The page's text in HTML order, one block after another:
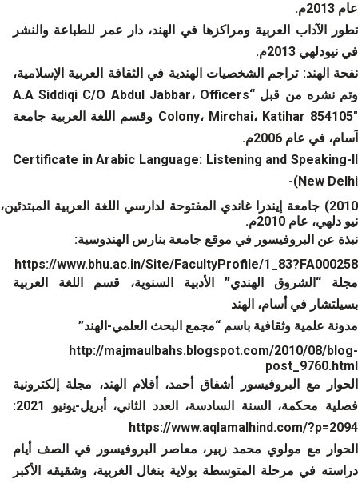
عام 2013م.
تطور الآداب العربية ومراكزها في الهند، دار عمر للطباعة والنشر
في نيودلهي 2013م.
نفحة الهند: تراجم الشخصيات الهندية في الثقافة العربية الإسلامية،
وتم نشره من قبل “A.A Siddiqi C/O Abdul Jabbar، Officers
Colony، Mirchai، Katihar 854105″ وقسم اللغة العربية جامعة
آسام، في عام 2006م.
Certificate in Arabic Language: Listening and Speaking-II
(New Delhi-
2010) جامعة إيندرا غاندي المفتوحة لدارسي اللغة العربية المبتدئين،
نيو دلهي، عام 2010م.
نبذة عن البروفيسور في موقع جامعة بنارس الهندوسية:
https://www.bhu.ac.in/Site/FacultyProfile/1_83?FA000258
مجلة “الشروق الهندي” الأدبية السنوية، قسم اللغة العربية
بسيلتشار في أسام، الهند
مدونة علمية وثقافية باسم “مجمع البحث العلمي-الهند”
http://majmaulbahs.blogspot.com/2010/08/blog-
post_9760.html
الحوار مع البروفيسور أشفاق أحمد، أقلام الهند، مجلة إلكترونية
فصلية محكمة، السنة السادسة، العدد الثاني، أبريل-يونيو 2021:
https://www.aqlamalhind.com/?p=2094
الحوار مع مولوي محمد زبير، معاصر البروفيسور في الصف أيام
دراسته في مرحلة المتوسطة بولاية بنغال الغربية، وشقيقه الأكبر